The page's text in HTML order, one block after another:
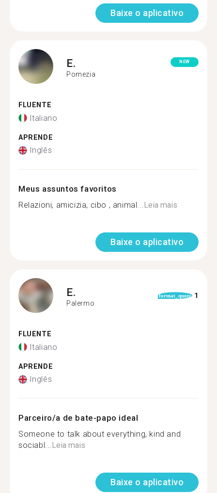
Baixe o aplicativo
E.
Pomezia
NEW
FLUENTE
Italiano
APRENDE
Inglês
Meus assuntos favoritos
Relazioni, amicizia, cibo , animal...Leia mais
Baixe o aplicativo
E.
Palermo
format_quote 1
FLUENTE
Italiano
APRENDE
Inglês
Parceiro/a de bate-papo ideal
Someone to talk about everything, kind and
sociabl...Leia mais
Baixe o aplicativo